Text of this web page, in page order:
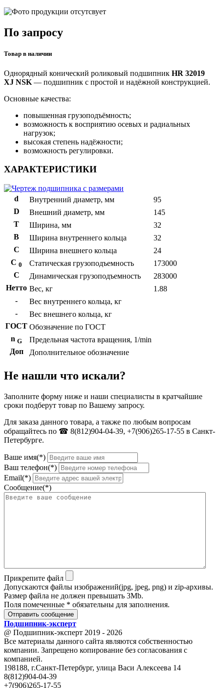
По запросу
Товар в наличии
Однорядный конический роликовый подшипник HR 32019
XJ NSK — подшипник с простой и надёжной конструкцией.
Основные качества:
повышенная грузоподъёмность;
возможность к восприятию осевых и радиальных
нагрузок;
высокая степень надёжности;
возможность регулировки.
ХАРАКТЕРИСТИКИ
d Внутренний диаметр, мм
95
D
Внешний диаметр, мм
145
T
Ширина, мм
32
B
Ширина внутреннего кольца
32
С
Ширина внешнего кольца
24
С 0 Статическая грузоподъемность
173000
C
Динамическая грузоподъемность
283000
Нетто Вес, кг
1.88
-
Вес внутреннего кольца, кг
-
Вес внешнего кольца, кг
ГОСТ Обозначение по ГОСТ
n G
Предельная частота вращения, 1/min
Доп
Дополнительное обозначение
Не нашли что искали?
Заполните форму ниже и наши специалисты в кратчайшие
сроки подберут товар по Вашему запросу.
Для заказа данного товара, а также по любым вопросам
обращайтесь по ☎ 8(812)904-04-39, +7(906)265-17-55 в Санкт-
Петербурге.
Ваше имя(*)
Ваш телефон(*)
Email(*)
Сообщение(*)
Прикрепите файл
Допускаются файлы изображений(jpg, jpeg, png) и zip-архивы.
Размер файла не должен превышать 3Mb.
Поля помеченные * обязательны для заполнения.
Отправить сообщение
Подшипник-эксперт
@ Подшипник-эксперт 2019 - 2026
Все материалы данного сайта являются собственностью
компании. Запрещено копирование без согласования с
компанией.
198188, г.Санкт-Петербург, улица Васи Алексеева 14
8(812)904-04-39
+7(906)265-17-55